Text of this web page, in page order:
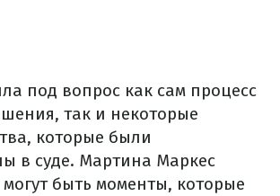
под вопрос как сам процесс
так и некоторые
которые были
в суде. Мартина Маркес
могут быть моменты, которые